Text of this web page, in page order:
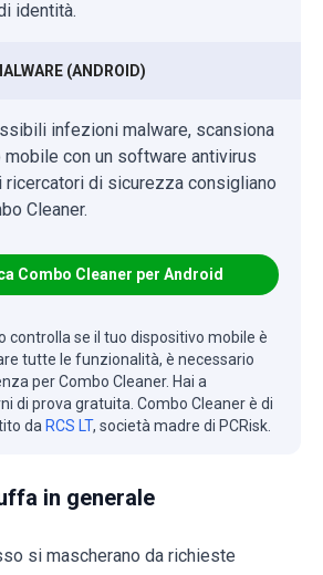
identità.
(ANDROID)
infezioni malware, scansiona
con un software antivirus
ricercatori di sicurezza consigliano
Cleaner.
Combo Cleaner per Android
controlla se il tuo dispositivo mobile è
tutte le funzionalità, è necessario
per Combo Cleaner. Hai a
di prova gratuita. Combo Cleaner è di
da RCS LT, società madre di PCRisk.
in generale
si mascherano da richieste